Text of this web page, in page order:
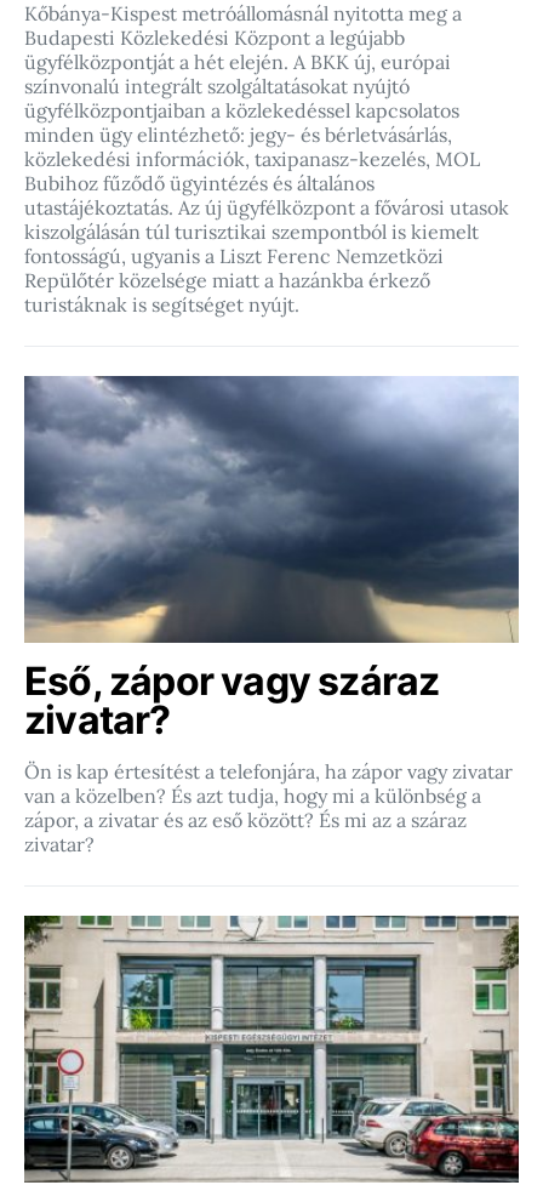
Kőbánya-Kispest metróállomásnál nyitotta meg a
Budapesti Közlekedési Központ a legújabb
ügyfélközpontját a hét elején. A BKK új, európai
színvonalú integrált szolgáltatásokat nyújtó
ügyfélközpontjaiban a közlekedéssel kapcsolatos
minden ügy elintézhető: jegy- és bérletvásárlás,
közlekedési információk, taxipanasz-kezelés, MOL
Bubihoz fűződő ügyintézés és általános
utastájékoztatás. Az új ügyfélközpont a fővárosi utasok
kiszolgálásán túl turisztikai szempontból is kiemelt
fontosságú, ugyanis a Liszt Ferenc Nemzetközi
Repülőtér közelsége miatt a hazánkba érkező
turistáknak is segítséget nyújt.
Eső, zápor vagy száraz
zivatar?
Ön is kap értesítést a telefonjára, ha zápor vagy zivatar
van a közelben? És azt tudja, hogy mi a különbség a
zápor, a zivatar és az eső között? És mi az a száraz
zivatar?